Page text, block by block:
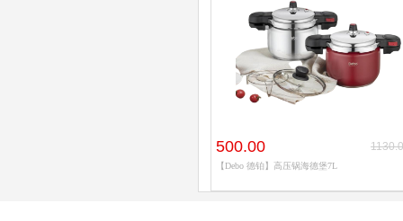
500.00
【Debo 德铂】高压锅海德堡7L